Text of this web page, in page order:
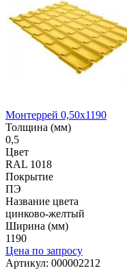
Монтеррей 0,50х1190
Толщина (мм)
0,5
Цвет
RAL 1018
Покрытие
ПЭ
Название цвета
цинково-желтый
Ширина (мм)
1190
Цена по запросу
Артикул: 000002212